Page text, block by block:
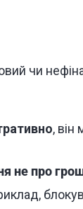
чи
, він
не про